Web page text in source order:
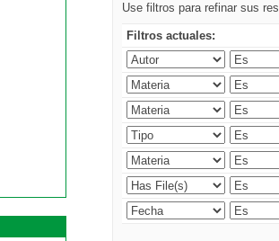
Use filtros para refinar sus
Filtros actuales: